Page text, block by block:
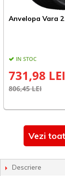
Anvelopa Vara
IN STOC
731,98 LEI
806,45 LEI
Vezi
Descriere